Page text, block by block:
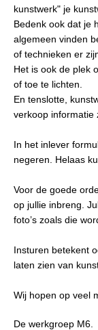
kunstwerk" je
Bedenk ook dat je
algemeen vinden
of technieken er
Het is ook de plek
of toe te lichten.
En tenslotte,
verkoop informatie
In het inlever
negeren. Helaas
Voor de goede
op jullie inbreng.
foto’s zoals die
Insturen betekent
laten zien van
Wij hopen op veel
De werkgroep M6.